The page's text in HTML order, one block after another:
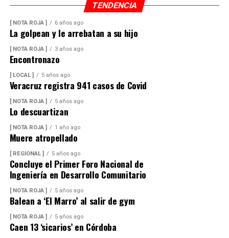
TENDENCIA
[ NOTA ROJA ] 6 años ago
La golpean y le arrebatan a su hijo
[ NOTA ROJA ] 3 años ago
Encontronazo
[ LOCAL ] 5 años ago
Veracruz registra 941 casos de Covid
[ NOTA ROJA ] 5 años ago
Lo descuartizan
[ NOTA ROJA ] 1 año ago
Muere atropellado
[ REGIONAL ] 5 años ago
Concluye el Primer Foro Nacional de
Ingeniería en Desarrollo Comunitario
[ NOTA ROJA ] 5 años ago
Balean a ‘El Marro’ al salir de gym
[ NOTA ROJA ] 5 años ago
Caen 13 ‘sicarios’ en Córdoba